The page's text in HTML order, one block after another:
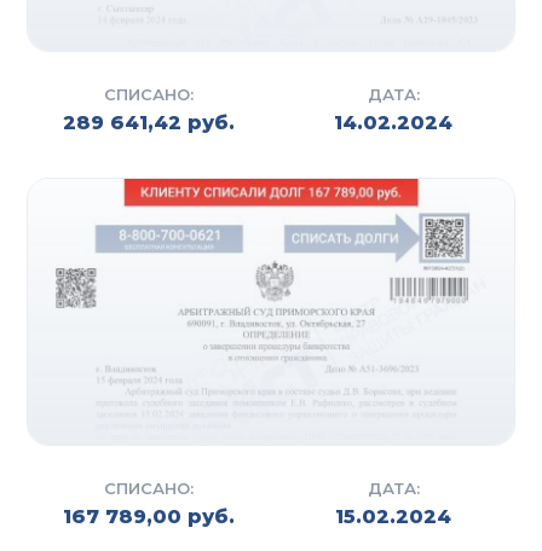
СПИСАНО:
289 641,42 руб.
ДАТА:
14.02.2024
СПИСАНО:
167 789,00 руб.
ДАТА:
15.02.2024